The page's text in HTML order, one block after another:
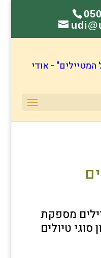
מספקת
סוגי טיולים